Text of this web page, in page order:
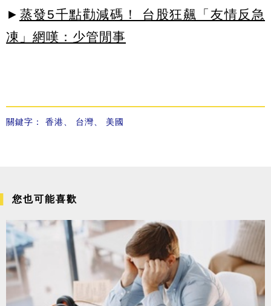
► 蒸發5千點勸減碼！ 台股狂飆「友情反急
凍」網嘆：少管閒事
關鍵字： 香港 台灣 美國
您也可能喜歡